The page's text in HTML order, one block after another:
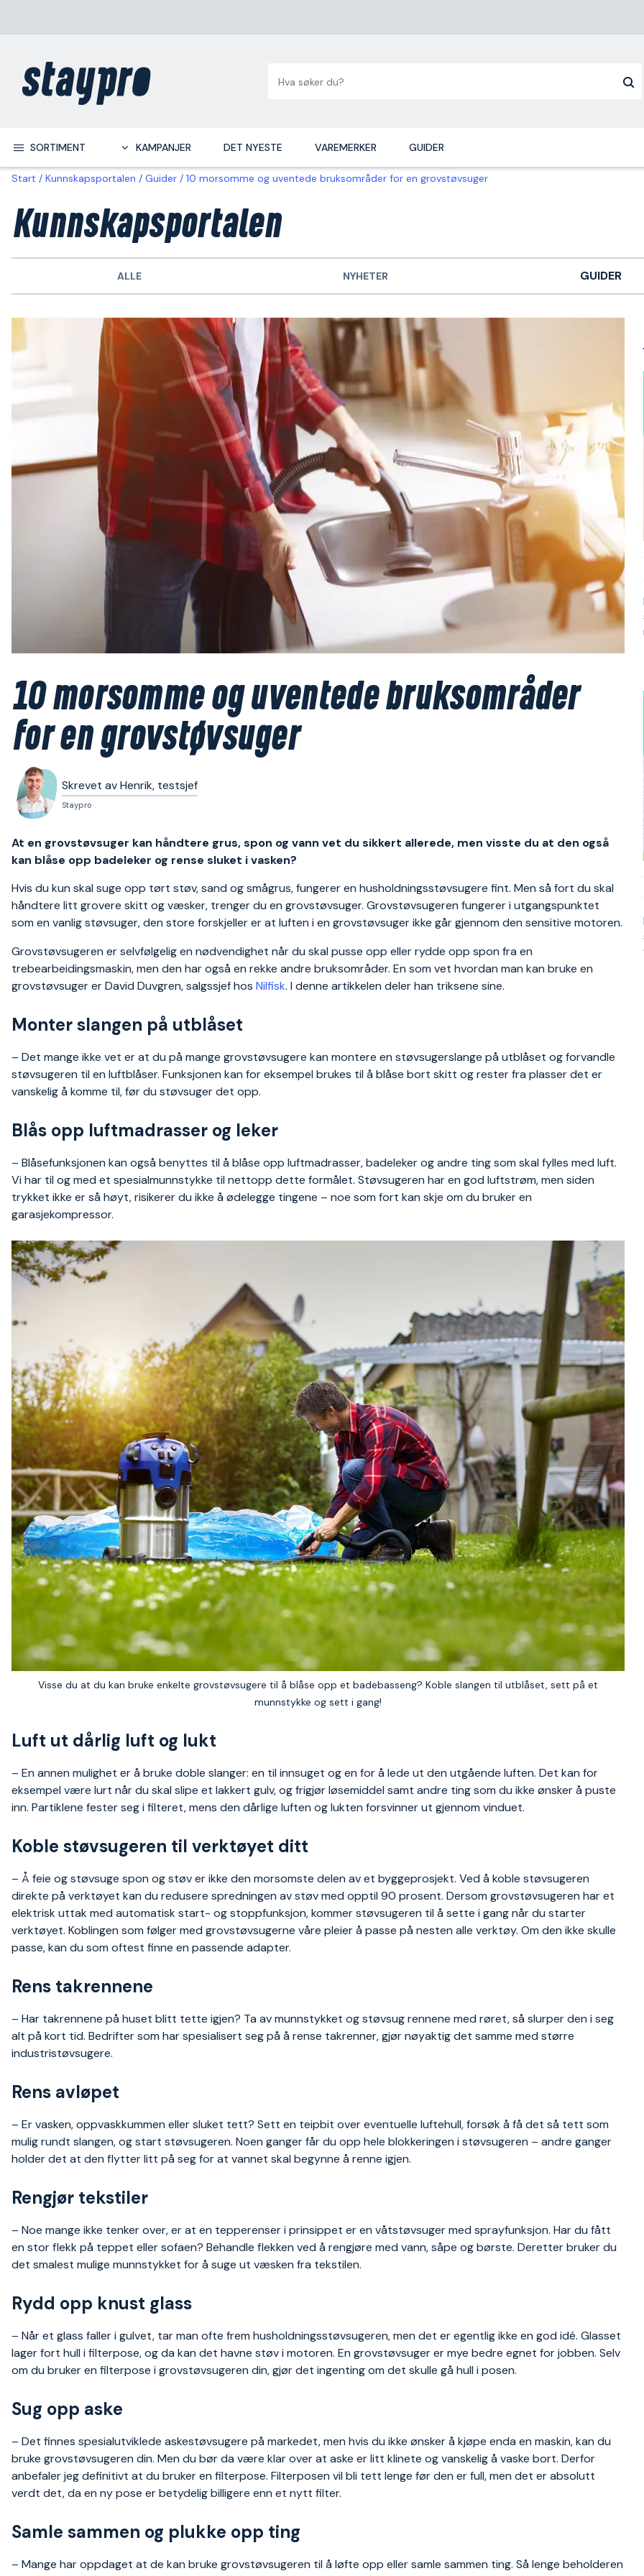
SORTIMENT KAMPANJER DET NYESTE VAREMERKER GUIDER
Start Kunnskapsportalen Guider 10 morsomme og uventede bruksområder for en grovstøvsuger
Kunnskapsportalen
ALLE NYHETER GUIDER
10 morsomme og uventede bruksområder
for en grovstøvsuger
Skrevet av Henrik, testsjef
Staypro
At en grovstøvsuger kan håndtere grus, spon og vann vet du sikkert allerede, men visste du at den også
kan blåse opp badeleker og rense sluket i vasken?
Hvis du kun skal suge opp tørt støv, sand og smågrus, fungerer en husholdningsstøvsugere fint. Men så fort du skal
håndtere litt grovere skitt og væsker, trenger du en grovstøvsuger. Grovstøvsugeren fungerer i utgangspunktet
som en vanlig støvsuger, den store forskjeller er at luften i en grovstøvsuger ikke går gjennom den sensitive motoren.
Grovstøvsugeren er selvfølgelig en nødvendighet når du skal pusse opp eller rydde opp spon fra en
trebearbeidingsmaskin, men den har også en rekke andre bruksområder. En som vet hvordan man kan bruke en
grovstøvsuger er David Duvgren, salgssjef hos Nilfisk. I denne artikkelen deler han triksene sine.
Monter slangen på utblåset
– Det mange ikke vet er at du på mange grovstøvsugere kan montere en støvsugerslange på utblåset og forvandle
støvsugeren til en luftblåser. Funksjonen kan for eksempel brukes til å blåse bort skitt og rester fra plasser det er
vanskelig å komme til, før du støvsuger det opp.
Blås opp luftmadrasser og leker
– Blåsefunksjonen kan også benyttes til å blåse opp luftmadrasser, badeleker og andre ting som skal fylles med luft.
Vi har til og med et spesialmunnstykke til nettopp dette formålet. Støvsugeren har en god luftstrøm, men siden
trykket ikke er så høyt, risikerer du ikke å ødelegge tingene – noe som fort kan skje om du bruker en
garasjekompressor.
Visse du at du kan bruke enkelte grovstøvsugere til å blåse opp et badebasseng? Koble slangen til utblåset, sett på et
munnstykke og sett i gang!
Luft ut dårlig luft og lukt
– En annen mulighet er å bruke doble slanger: en til innsuget og en for å lede ut den utgående luften. Det kan for
eksempel være lurt når du skal slipe et lakkert gulv, og frigjør løsemiddel samt andre ting som du ikke ønsker å puste
inn. Partiklene fester seg i filteret, mens den dårlige luften og lukten forsvinner ut gjennom vinduet.
Koble støvsugeren til verktøyet ditt
– Å feie og støvsuge spon og støv er ikke den morsomste delen av et byggeprosjekt. Ved å koble støvsugeren
direkte på verktøyet kan du redusere spredningen av støv med opptil 90 prosent. Dersom grovstøvsugeren har et
elektrisk uttak med automatisk start- og stoppfunksjon, kommer støvsugeren til å sette i gang når du starter
verktøyet. Koblingen som følger med grovstøvsugerne våre pleier å passe på nesten alle verktøy. Om den ikke skulle
passe, kan du som oftest finne en passende adapter.
Rens takrennene
– Har takrennene på huset blitt tette igjen? Ta av munnstykket og støvsug rennene med røret, så slurper den i seg
alt på kort tid. Bedrifter som har spesialisert seg på å rense takrenner, gjør nøyaktig det samme med større
industristøvsugere.
Rens avløpet
– Er vasken, oppvaskkummen eller sluket tett? Sett en teipbit over eventuelle luftehull, forsøk å få det så tett som
mulig rundt slangen, og start støvsugeren. Noen ganger får du opp hele blokkeringen i støvsugeren – andre ganger
holder det at den flytter litt på seg for at vannet skal begynne å renne igjen.
Rengjør tekstiler
– Noe mange ikke tenker over, er at en tepperenser i prinsippet er en våtstøvsuger med sprayfunksjon. Har du fått
en stor flekk på teppet eller sofaen? Behandle flekken ved å rengjøre med vann, såpe og børste. Deretter bruker du
det smalest mulige munnstykket for å suge ut væsken fra tekstilen.
Rydd opp knust glass
– Når et glass faller i gulvet, tar man ofte frem husholdningsstøvsugeren, men det er egentlig ikke en god idé. Glasset
lager fort hull i filterpose, og da kan det havne støv i motoren. En grovstøvsuger er mye bedre egnet for jobben. Selv
om du bruker en filterpose i grovstøvsugeren din, gjør det ingenting om det skulle gå hull i posen.
Sug opp aske
– Det finnes spesialutviklede askestøvsugere på markedet, men hvis du ikke ønsker å kjøpe enda en maskin, kan du
bruke grovstøvsugeren din. Men du bør da være klar over at aske er litt klinete og vanskelig å vaske bort. Derfor
anbefaler jeg definitivt at du bruker en filterpose. Filterposen vil bli tett lenge før den er full, men det er absolutt
verdt det, da en ny pose er betydelig billigere enn et nytt filter.
Samle sammen og plukke opp ting
– Mange har oppdaget at de kan bruke grovstøvsugeren til å løfte opp eller samle sammen ting. Så lenge beholderen